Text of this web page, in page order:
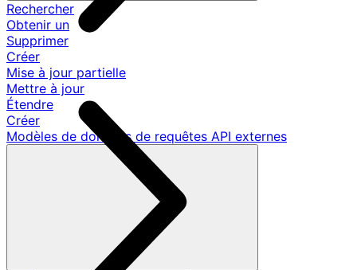
Rechercher
Obtenir un
Supprimer
Créer
Mise à jour partielle
Mettre à jour
Étendre
Créer
Modèles de données de requêtes API externes